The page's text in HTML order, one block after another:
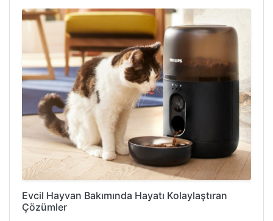
Evcil Hayvan Bakımında Hayatı Kolaylaştıran
Çözümler